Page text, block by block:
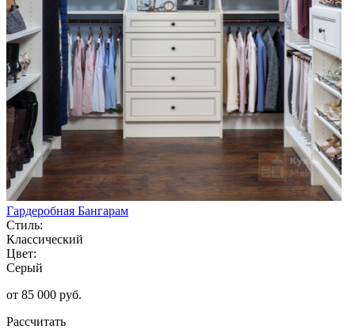
Гардеробная Бангарам
Стиль:
Классический
Цвет:
Серый
от 85 000 руб.
Рассчитать